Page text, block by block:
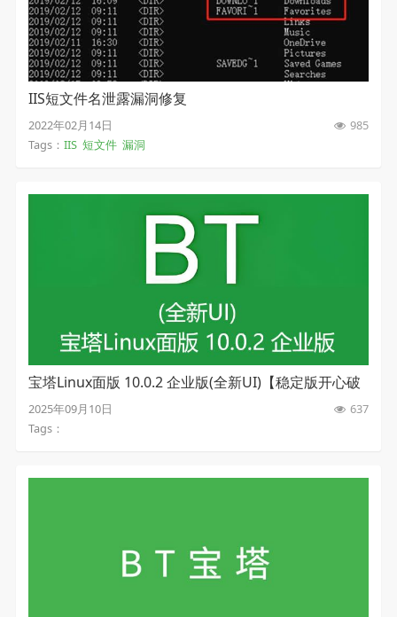
IIS短文件名泄露漏洞修复
2022年02月14日
985
Tags： IIS 短文件 漏洞
宝塔Linux面版 10.0.2 企业版(全新UI)【稳定版开心破
解版】
2025年09月10日
637
Tags：